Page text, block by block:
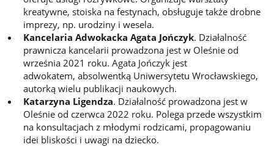
kreatywne, stoiska na festynach, obsługuje także drobne
imprezy, np. urodziny i wesela.
Kancelaria Adwokacka Agata Jończyk. Działalność
prawnicza kancelarii prowadzona jest w Oleśnie od
września 2021 roku. Agata Jończyk jest
adwokatem, absolwentką Uniwersytetu Wrocławskiego,
autorką wielu publikacji naukowych.
Katarzyna Ligendza. Działalność prowadzona jest w
Oleśnie od czerwca 2022 roku. Polega przede wszystkim
na konsultacjach z młodymi rodzicami, propagowaniu
idei bliskości i uwagi na dziecko.